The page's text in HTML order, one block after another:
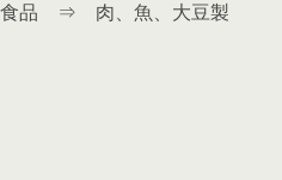
食品 ⇒ 肉、魚、大豆製